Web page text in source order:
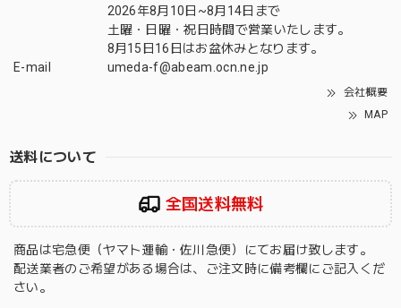
2026年8月10日~8月14日まで
土曜・日曜・祝日時間で営業いたします。
8月15日16日はお盆休みとなります。
E-mail
umeda-f@abeam.ocn.ne.jp
会社概要
MAP
送料について
全国送料無料
商品は宅急便（ヤマト運輸・佐川急便）にてお届け致します。
配送業者のご希望がある場合は、ご注文時に備考欄にご記入くだ
さい。